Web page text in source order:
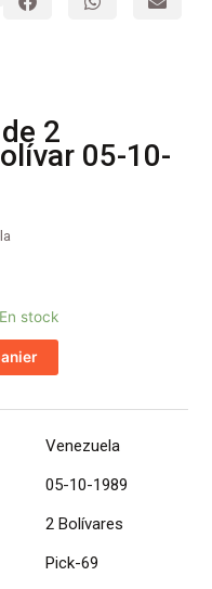
2
05-10-
En stock
Venezuela
05-10-1989
2 Bolívares
Pick-69